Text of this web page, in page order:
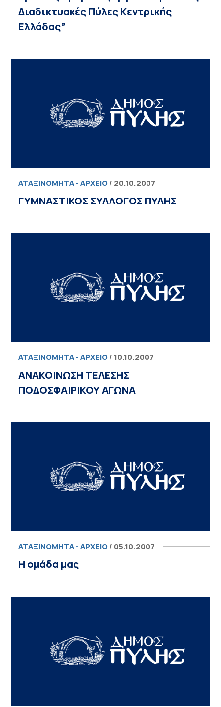
Διαδικτυακές Πύλες Κεντρικής
Ελλάδας”
ΑΤΑΞΙΝΌΜΗΤΑ - ΑΡΧΕΊΟ / 20.10.2007
ΓΥΜΝΑΣΤΙΚΟΣ ΣΥΛΛΟΓΟΣ ΠΥΛΗΣ
ΑΤΑΞΙΝΌΜΗΤΑ - ΑΡΧΕΊΟ / 10.10.2007
ΑΝΑΚΟΙΝΩΣΗ ΤΕΛΕΣΗΣ
ΠΟΔΟΣΦΑΙΡΙΚΟΥ ΑΓΩΝΑ
ΑΤΑΞΙΝΌΜΗΤΑ - ΑΡΧΕΊΟ / 05.10.2007
Η ομάδα μας